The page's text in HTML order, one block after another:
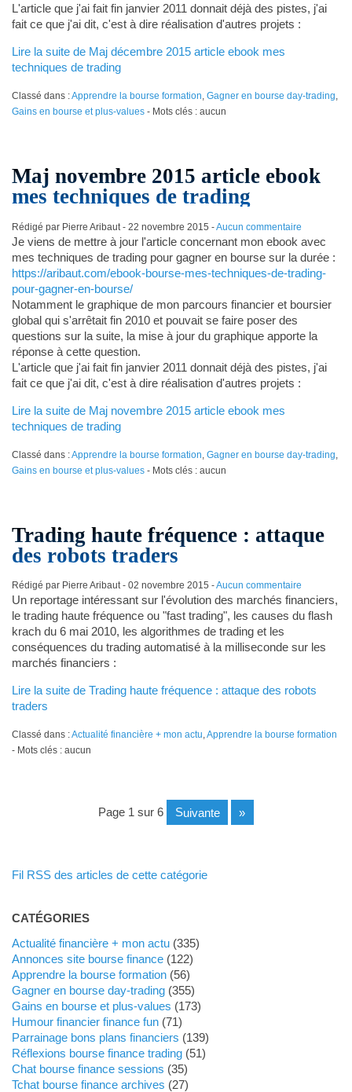
L'article que j'ai fait fin janvier 2011 donnait déjà des pistes, j'ai
fait ce que j'ai dit, c'est à dire réalisation d'autres projets :
Lire la suite de Maj décembre 2015 article ebook mes
techniques de trading
Classé dans :Apprendre la bourse formation Gagner en bourse day-trading
Gains en bourse et plus-values- Mots clés : aucun
Maj novembre 2015 article ebook
mes techniques de trading
Rédigé par Pierre Aribaut - 22 novembre 2015 -Aucun commentaire
Je viens de mettre à jour l'article concernant mon ebook avec
mes techniques de trading pour gagner en bourse sur la durée :
https://aribaut.com/ebook-bourse-mes-techniques-de-trading-
pour-gagner-en-bourse/
Notamment le graphique de mon parcours financier et boursier
global qui s'arrêtait fin 2010 et pouvait se faire poser des
questions sur la suite, la mise à jour du graphique apporte la
réponse à cette question.
L'article que j'ai fait fin janvier 2011 donnait déjà des pistes, j'ai
fait ce que j'ai dit, c'est à dire réalisation d'autres projets :
Lire la suite de Maj novembre 2015 article ebook mes
techniques de trading
Classé dans :Apprendre la bourse formation Gagner en bourse day-trading
Gains en bourse et plus-values- Mots clés : aucun
Trading haute fréquence : attaque
des robots traders
Rédigé par Pierre Aribaut - 02 novembre 2015 -Aucun commentaire
Un reportage intéressant sur l'évolution des marchés financiers,
le trading haute fréquence ou "fast trading", les causes du flash
krach du 6 mai 2010, les algorithmes de trading et les
conséquences du trading automatisé à la milliseconde sur les
marchés financiers :
Lire la suite de Trading haute fréquence : attaque des robots
traders
Classé dans :Actualité financière + mon actu,Apprendre la bourse formation
- Mots clés : aucun
page 1 sur 6 suivante »
Fil RSS des articles de cette catégorie
CATÉGORIES
Actualité financière + mon actu(335)
Annonces site bourse finance(122)
Apprendre la bourse formation(56)
Gagner en bourse day-trading(355)
Gains en bourse et plus-values (173)
Humour financier finance fun(71)
Parrainage bons plans financiers (139)
Réflexions bourse finance trading(51)
Chat bourse finance sessions (35)
Tchat bourse finance archives (27)